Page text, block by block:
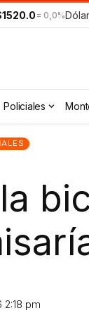
= 0,0%
Policiales
2:18 pm